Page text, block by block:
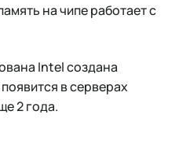
на чипе работает с
Intel создана
в серверах
2 года.